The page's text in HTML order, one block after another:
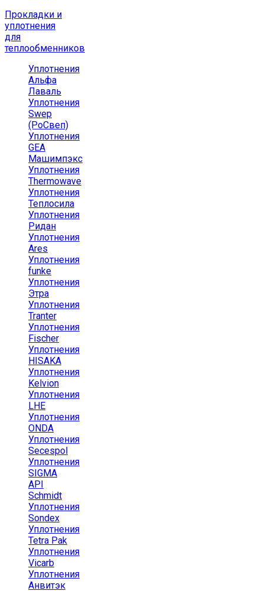
Прокладки и
уплотнения
для
теплообменников
Уплотнения
Альфа
Лаваль
Уплотнения
Swep
(РоСвеп)
Уплотнения
GEA
Машимпэкс
Уплотнения
Thermowave
Уплотнения
Теплосила
Уплотнения
Ридан
Уплотнения
Ares
Уплотнения
funke
Уплотнения
Этра
Уплотнения
Tranter
Уплотнения
Fischer
Уплотнения
HISAKA
Уплотнения
Kelvion
Уплотнения
LHE
Уплотнения
ONDA
Уплотнения
Secespol
Уплотнения
SIGMA
API
Schmidt
Уплотнения
Sondex
Уплотнения
Tetra Pak
Уплотнения
Vicarb
Уплотнения
Анвитэк